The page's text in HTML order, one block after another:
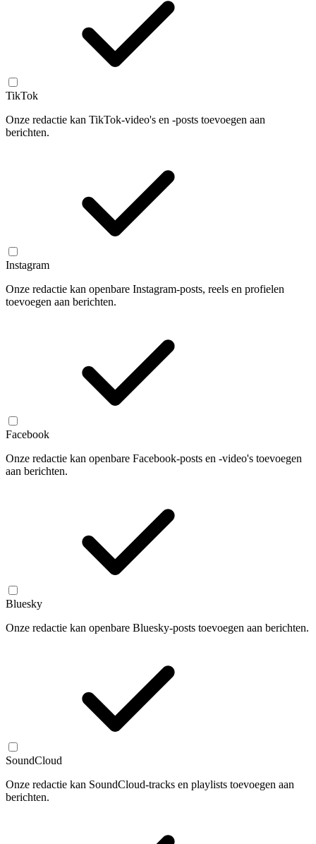
TikTok
Onze redactie kan TikTok-video's en -posts toevoegen aan
berichten.
Instagram
Onze redactie kan openbare Instagram-posts, reels en profielen
toevoegen aan berichten.
Facebook
Onze redactie kan openbare Facebook-posts en -video's toevoegen
aan berichten.
Bluesky
Onze redactie kan openbare Bluesky-posts toevoegen aan berichten.
SoundCloud
Onze redactie kan SoundCloud-tracks en playlists toevoegen aan
berichten.